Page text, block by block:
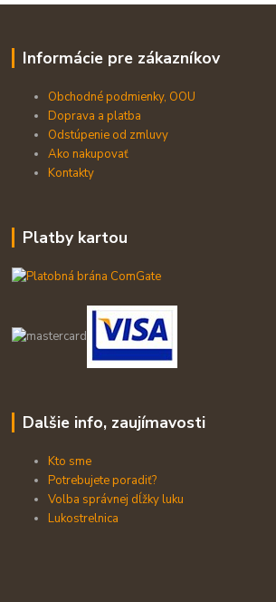
Informácie pre zákazníkov
Obchodné podmienky, OOU
Doprava a platba
Odstúpenie od zmluvy
Ako nakupovať
Kontakty
Platby kartou
Dalšie info, zaujímavosti
Kto sme
Potrebujete poradiť?
Volba správnej dĺžky luku
Lukostrelnica